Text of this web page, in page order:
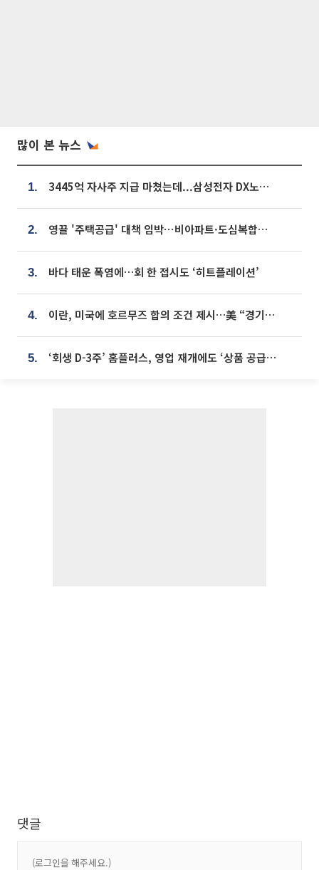
많이 본 뉴스
1. 3445억 자사주 지급 마쳤는데...삼성전자 DX노조, 뒤늦은 '떼쓰기 집회'
2. 영끌 '주택공급' 대책 임박⋯비아파트·도심복합까지 총동원
3. 바다 태운 폭염에…회 한 접시도 ‘히트플레이션’
4. 이란, 미국에 호르무즈 합의 조건 제시…美 “경기 아직 안 끝나” [종합]
5. ‘회생 D-3주’ 홈플러스, 영업 재개에도 ‘상품 공급망’ 복구가 생존 관건
댓글